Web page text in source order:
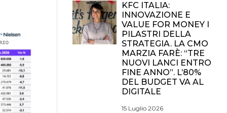
KFC ITALIA:
INNOVAZIONE E
VALUE FOR MONEY I
PILASTRI DELLA
STRATEGIA. LA CMO
MARZIA FARÈ: “TRE
NUOVI LANCI ENTRO
FINE ANNO”. L’80%
DEL BUDGET VA AL
DIGITALE
15 Luglio 2026